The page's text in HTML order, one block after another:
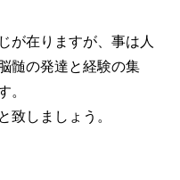
が在りますが、事は人
髄の発達と経験の集
。
致しましょう。